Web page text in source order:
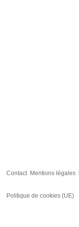
Contact Mentions légales
Politique de cookies (UE)